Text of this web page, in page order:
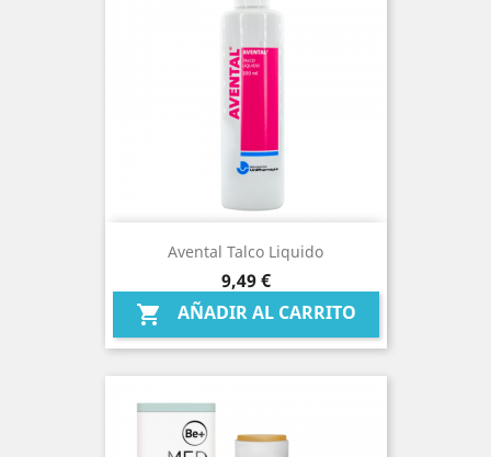
Avental Talco Liquido
Precio
9,49 €
 AÑADIR AL CARRITO